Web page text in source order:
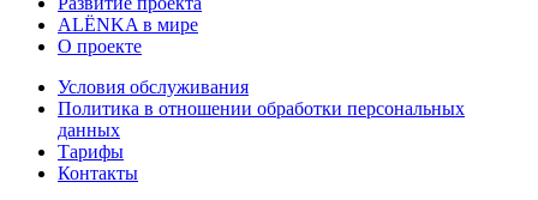
ALЁNKA в мире
О проекте
Условия обслуживания
Политика в отношении обработки персональных
данных
Тарифы
Контакты